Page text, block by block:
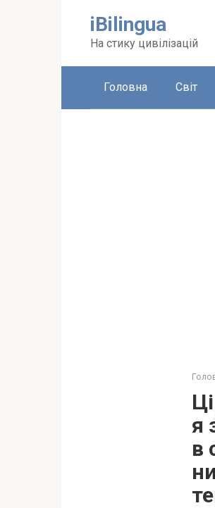
iBilingua
На стику цивілізацій
Головна Світ
я
в